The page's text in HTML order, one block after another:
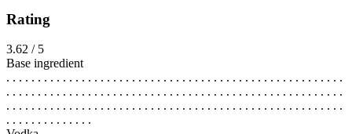
Rating
3.62 / 5
Base ingredient
. . . . . . . . . . . . . . . . . . . . . . . . . . . . . . . . . . . . . . . . . . . . . . . . . . . . . .
. . . . . . . . . . . . . . . . . . . . . . . . . . . . . . . . . . . . . . . . . . . . . . . . . . . . . .
. . . . . . . . . . . . . . . . . . . . . . . . . . . . . . . . . . . . . . . . . . . . . . . . . . . . . .
. . . . . . . . . . . . . .